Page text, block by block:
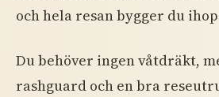
och hela resan bygger du
Du behöver ingen våtdräkt,
rashguard och en bra